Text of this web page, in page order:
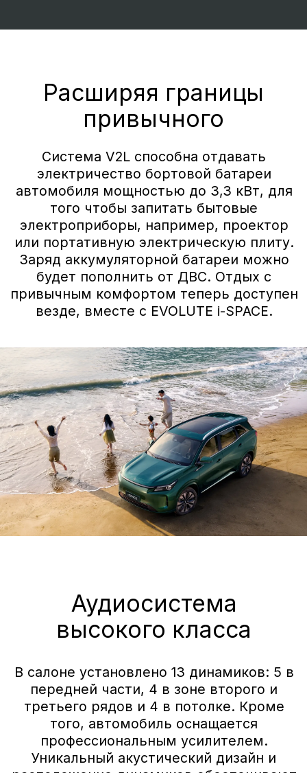
i‑SPACE
происходит незаметно, а крутящий
момент передается к колесам плавно и
без разрывов, что гарантирует высокую
плавность хода и отличный отклик на
действия водителя.
салоне по-настоящему тихо и спокойно.
За счет акустическикомфортного
остекления.
Цвета кузова
Лунный серый
Звездная ночь